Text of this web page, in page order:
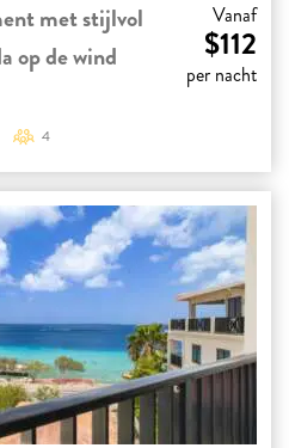
met stijlvol
op de wind
Vanaf
$112
per nacht
4